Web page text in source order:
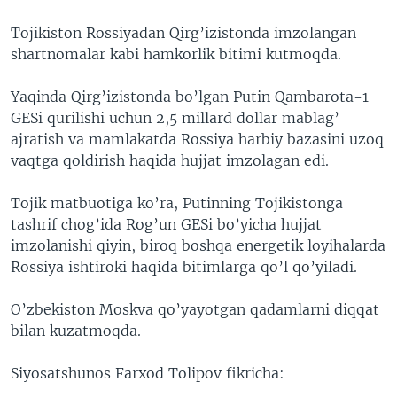
Tojikiston Rossiyadan Qirg’izistonda imzolangan
shartnomalar kabi hamkorlik bitimi kutmoqda.
Yaqinda Qirg’izistonda bo’lgan Putin Qambarota-1
GESi qurilishi uchun 2,5 millard dollar mablag’
ajratish va mamlakatda Rossiya harbiy bazasini uzoq
vaqtga qoldirish haqida hujjat imzolagan edi.
Tojik matbuotiga ko’ra, Putinning Tojikistonga
tashrif chog’ida Rog’un GESi bo’yicha hujjat
imzolanishi qiyin, biroq boshqa energetik loyihalarda
Rossiya ishtiroki haqida bitimlarga qo’l qo’yiladi.
O’zbekiston Moskva qo’yayotgan qadamlarni diqqat
bilan kuzatmoqda.
Siyosatshunos Farxod Tolipov fikricha: